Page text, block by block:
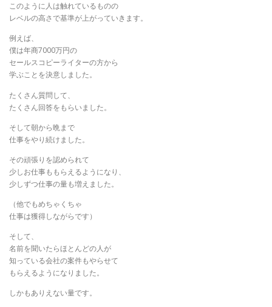
このように人は触れているものの
レベルの高さで基準が上がっていきます。
例えば、
僕は年商7000万円の
セールスコピーライターの方から
学ぶことを決意しました。
たくさん質問して、
たくさん回答をもらいました。
そして朝から晩まで
仕事をやり続けました。
その頑張りを認められて
少しお仕事ももらえるようになり、
少しずつ仕事の量も増えました。
（他でもめちゃくちゃ
仕事は獲得しながらです）
そして、
名前を聞いたらほとんどの人が
知っている会社の案件もやらせて
もらえるようになりました。
しかもありえない量です。